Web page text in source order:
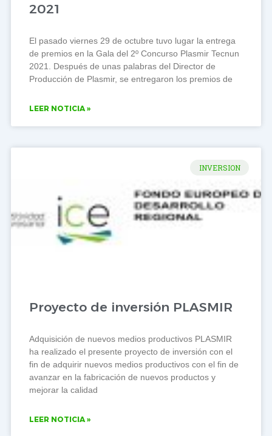
2021
El pasado viernes 29 de octubre tuvo lugar la entrega
de premios en la Gala del 2º Concurso Plasmir Tecnun
2021. Después de unas palabras del Director de
Producción de Plasmir, se entregaron los premios de
LEER NOTICIA »
INVERSION
Proyecto de inversión PLASMIR
Adquisición de nuevos medios productivos PLASMIR
ha realizado el presente proyecto de inversión con el
fin de adquirir nuevos medios productivos con el fin de
avanzar en la fabricación de nuevos productos y
mejorar la calidad
LEER NOTICIA »